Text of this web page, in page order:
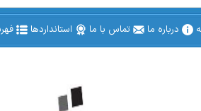
درباره ما تماس با ما استانداردها